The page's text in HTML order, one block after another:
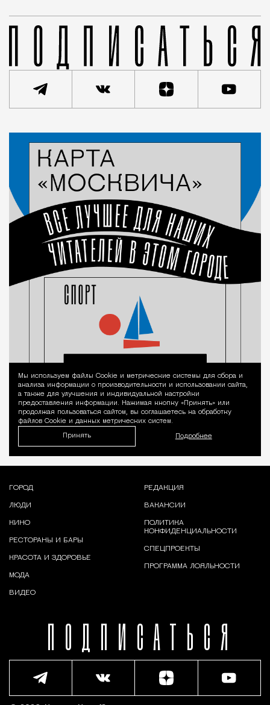
Уведомление
Мы используем файлы Сookie и метрические системы для сбора и
анализа информации о производительности и использовании сайта,
а также для улучшения и индивидуальной настройки
предоставления информации. Нажимая кнопку «Принять» или
продолжая пользоваться сайтом, вы соглашаетесь на обработку
файлов Cookie и данных метрических систем.
Принять Подробнее
ПОДПИСАТЬСЯ
ГОРОД
ЛЮДИ
КИНО
РЕСТОРАНЫ И БАРЫ
КРАСОТА И ЗДОРОВЬЕ
МОДА
ВИДЕО
РЕДАКЦИЯ
ВАКАНСИИ
ПОЛИТИКА
КОНФИДЕНЦИАЛЬНОСТИ
СПЕЦПРОЕКТЫ
ПРОГРАММА ЛОЯЛЬНОСТИ